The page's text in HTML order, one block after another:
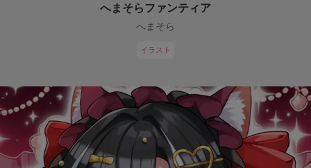
へまそらファンティア
へまそら
イラスト